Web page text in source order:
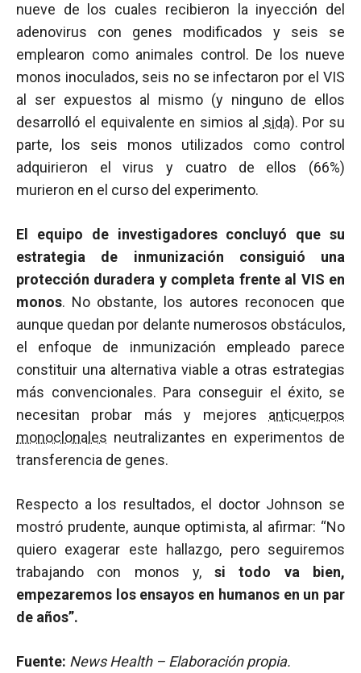
nueve de los cuales recibieron la inyección del
adenovirus con genes modificados y seis se
emplearon como animales control. De los nueve
monos inoculados, seis no se infectaron por el VIS
al ser expuestos al mismo (y ninguno de ellos
desarrolló el equivalente en simios al sida). Por su
parte, los seis monos utilizados como control
adquirieron el virus y cuatro de ellos (66%)
murieron en el curso del experimento.
El equipo de investigadores concluyó que su
estrategia de inmunización consiguió una
protección duradera y completa frente al VIS en
monos. No obstante, los autores reconocen que
aunque quedan por delante numerosos obstáculos,
el enfoque de inmunización empleado parece
constituir una alternativa viable a otras estrategias
más convencionales. Para conseguir el éxito, se
necesitan probar más y mejores anticuerpos
monoclonales neutralizantes en experimentos de
transferencia de genes.
Respecto a los resultados, el doctor Johnson se
mostró prudente, aunque optimista, al afirmar: “No
quiero exagerar este hallazgo, pero seguiremos
trabajando con monos y,si todo va bien,
empezaremos los ensayos en humanos en un par
de años”.
Fuente: News Health – Elaboración propia.